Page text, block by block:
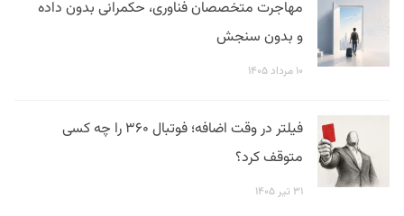
مهاجرت متخصصان فناوری، حکمرانی بدون داده
و بدون سنجش
۱۰ مرداد ۱۴۰۵
فیلتر در وقت اضافه؛ فوتبال ۳۶۰ را چه کسی
متوقف کرد؟
۳۱ تیر ۱۴۰۵